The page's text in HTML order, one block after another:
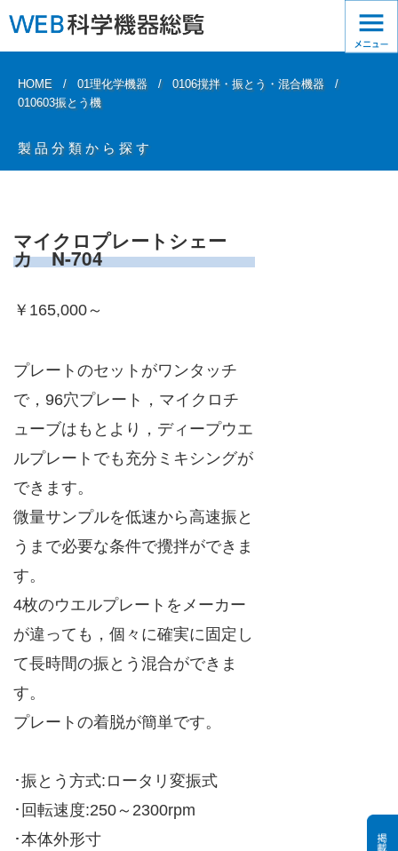
HOME 01理化学機器
0106撹拌・振とう・混合機器
010603振とう機
製品分類から探す
マイクロプレートシェー
カ N-704
￥165,000～
プレートのセットがワンタッチ
で，96穴プレート，マイクロチ
ューブはもとより，ディープウエ
ルプレートでも充分ミキシングが
できます。
微量サンプルを低速から高速振と
うまで必要な条件で攪拌ができま
す。
4枚のウエルプレートをメーカー
が違っても，個々に確実に固定し
て長時間の振とう混合ができま
す。
プレートの着脱が簡単です。
･振とう方式:ロータリ変振式
･回転速度:250～2300rpm
･本体外形寸